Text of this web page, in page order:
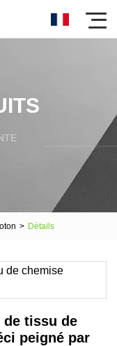
> Détails
de tissu de
peigné par